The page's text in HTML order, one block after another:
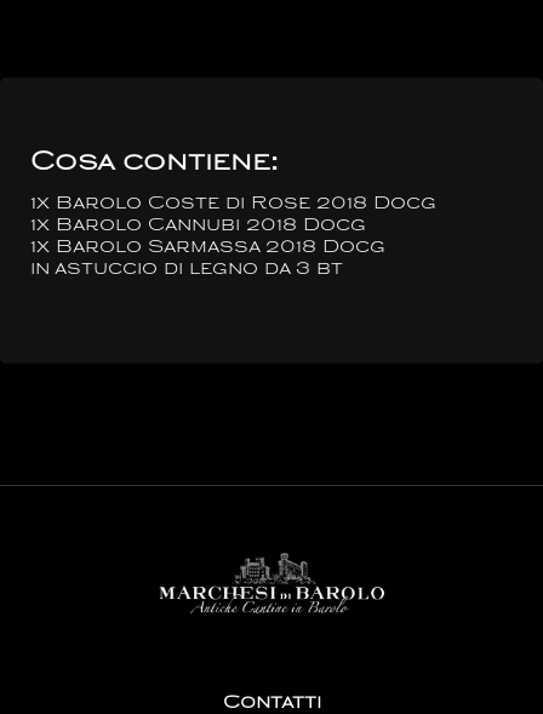
Cosa contiene:
1x Barolo Coste di Rose 2018 Docg
1x Barolo Cannubi 2018 Docg
1x Barolo Sarmassa 2018 Docg
in astuccio di legno da 3 bt
Contatti